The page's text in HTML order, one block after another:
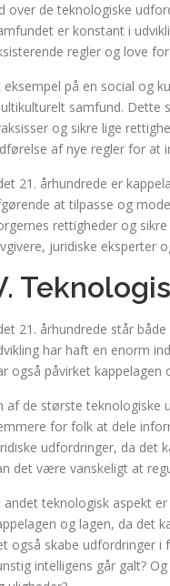
over de teknologiske
er konstant i
regler og love
eksempel på en social og
samfund. Dette
og sikre lige
af nye regler for at
21. århundrede er
at tilpasse og
rettigheder og
juridiske eksperter
21. århundrede står
har haft en enorm
også påvirket kappelagen
af de største teknologiske
for folk at dele
udfordringer, da det
det være vanskeligt at
andet teknologisk aspekt
og lagen, da det
også skabe udfordringer i
intelligens går galt?